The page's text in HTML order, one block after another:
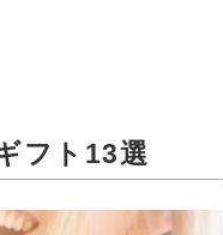
フト13選